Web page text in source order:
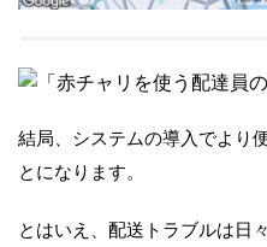
結局、システムの導入でより
とになります。
とはいえ、配送トラブルは日